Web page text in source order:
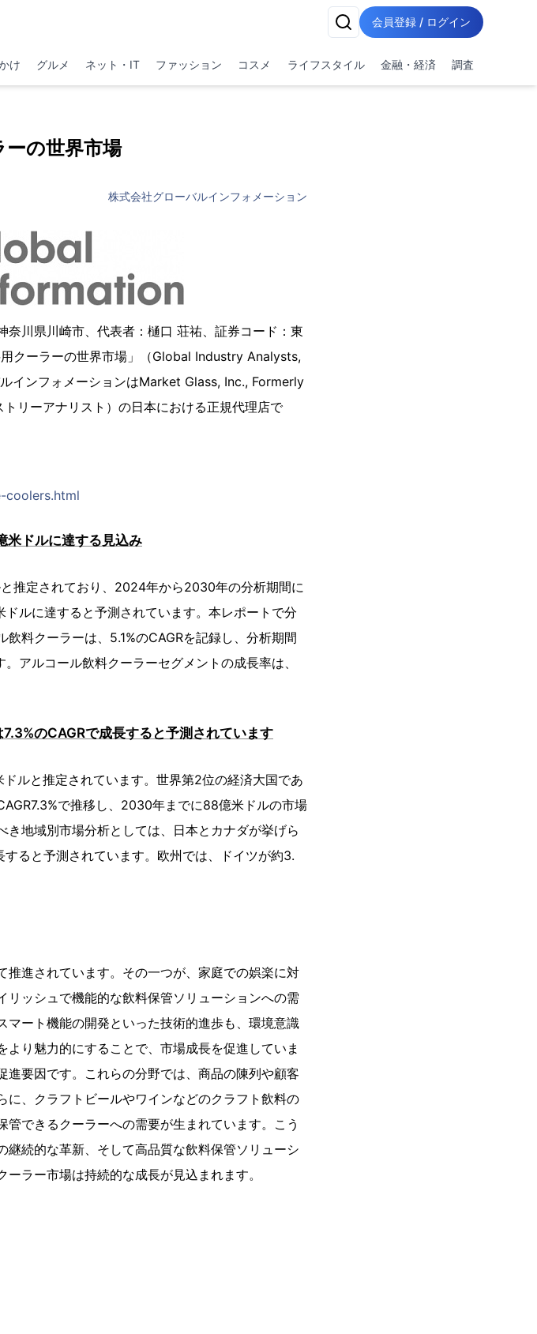
会員登録 / ログイン
け グルメ ネット・IT ファッション コスメ ライフスタイル 金融・経済 調査
の世界市場
株式会社グローバルインフォメーション
川県川崎市、代表者：樋口 荘祐、証券コード：東
クーラーの世界市場」（Global Industry Analysts,
インフォメーションはMarket Glass, Inc., Formerly
リーアナリスト）の日本における正規代理店で
coolers.html
ドルに達する見込み
推定されており、2024年から2030年の分析期間に
ルに達すると予測されています。本レポートで分
料クーラーは、5.1%のCAGRを記録し、分析期間
アルコール飲料クーラーセグメントの成長率は、
のCAGRで成長すると予測されています
ルと推定されています。世界第2位の経済大国であ
で推移し、2030年までに88億米ドルの市場
地域別市場分析としては、日本とカナダが挙げら
ると予測されています。欧州では、ドイツが約3.
進されています。その一つが、家庭での娯楽に対
ッシュで機能的な飲料保管ソリューションへの需
ート機能の開発といった技術的進歩も、環境意識
り魅力的にすることで、市場成長を促進していま
要因です。これらの分野では、商品の陳列や顧客
、クラフトビールやワインなどのクラフト飲料の
できるクーラーへの需要が生まれています。こう
続的な革新、そして高品質な飲料保管ソリューシ
ラー市場は持続的な成長が見込まれます。